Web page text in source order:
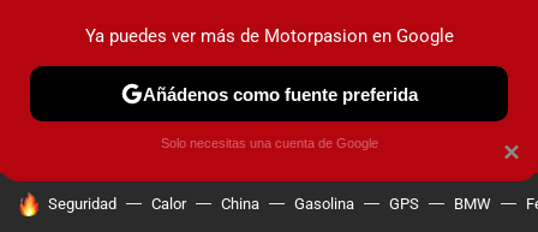
PRUEBAS COCHES ELÉCTRICOS OBSERVATORIO
HOY SE HABLA DE
Seguridad Calor China Gasolina GPS BMW
×
Ya puedes ver más de Motorpasion en Google
Añádenos como fuente preferida
Solo necesitas una cuenta de Google